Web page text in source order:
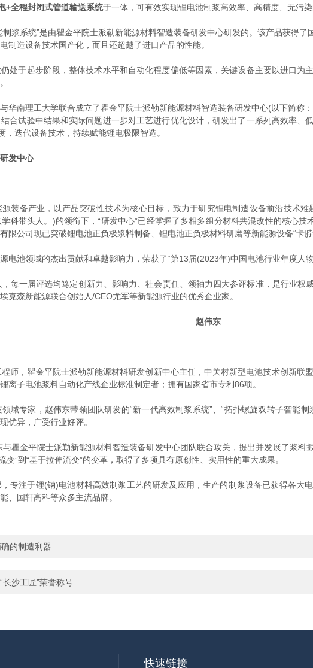
+全程封闭式管道输送系统于一体，可有效实现锂电池制浆高效率、高精度、无污染
系统”是由瞿金平院士派勒新能源材料智造装备研发中心研发的。该产品获得了
制造设备技术国产化，而且还超越了进口产品的性能。
于起步阶段，整体技术水平和自动化程度偏低等因素，关键设备主要以进口为
南理工大学联合成立了瞿金平院士派勒新能源材料智造装备研发中心(以下简称
合试验中结果和实际问题进一步对工艺进行优化设计，研发出了一系列高效率
，迭代设备技术，持续赋能锂电极限智造。
发中心
备产业，以产品突破性技术为核心目标，致力于研究锂电制造设备前沿技术难
科带头人。)的领衔下，“研发中心”已经掌握了多相多组分材料共混改性的核心技
限公司现已突破锂电池正负极浆料制备、锂电池正负极材料研磨等新能源设备“卡脖
池领域的杰出贡献和卓越影响力，荣获了“第13届(2023年)中国电池行业年度人物
一届评选均笃定创新力、影响力、社会责任、领袖力四大参评标准，是行业权
克森新能源联合创始人/CEO尤军等新能源行业的优秀企业家。
赵伟东
，瞿金平院士派勒新能源材料研发创新中心主任，中关村新型电池技术创新联
离子电池浆料自动化产线企业标准制定者；拥有国家省市专利86项。
专家，赵伟东带领团队研发的“新一代高效制浆系统”、“拓扑螺旋双转子智能制
优异，广受行业好评。
金平院士派勒新能源材料智造装备研发中心团队联合攻关，提出并发展了浆料
变”到“基于拉伸流变”的变革，取得了多项具有原创性、实用性的重大成果。
注于锂(钠)电池材料高效制浆工艺的研发及应用，生产的制浆设备已获得各大
、国轩高科等众多主流品牌。
的制造利器
沙工匠”荣誉称号
快速链接